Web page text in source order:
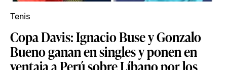
Copa Davis: Ignacio Buse y Gonzalo
Bueno ganan en singles y ponen en
ventaja a Perú sobre Líbano por los
Tenis